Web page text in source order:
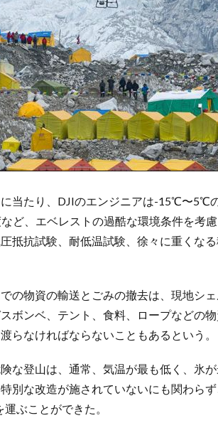
当たり、DJIのエンジニアは-15℃〜5℃
ど、エベレストの過酷な環境条件を考
抵抗試験、耐低温試験、徐々に重くな
の物資の輸送とごみの撤去は、現地シ
ボンベ、テント、食料、ロープなどの
らなければならないこともあるという。
な登山は、通常、気温が最も低く、氷
別な改造が施されていないにも関わら
ぶことができた。